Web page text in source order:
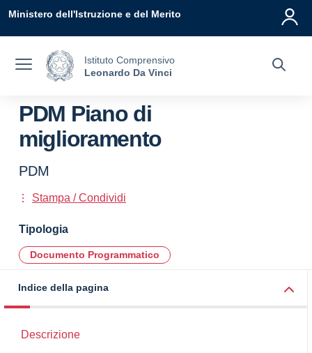
Ministero dell'Istruzione e del Merito
Istituto Comprensivo
Leonardo Da Vinci
PDM Piano di
miglioramento
PDM
Stampa / Condividi
Tipologia
Documento Programmatico
Indice della pagina
Descrizione